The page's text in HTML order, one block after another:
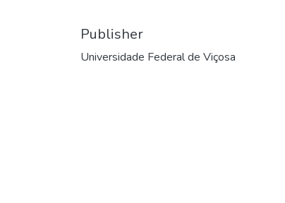
Publisher
Universidade Federal de Viçosa